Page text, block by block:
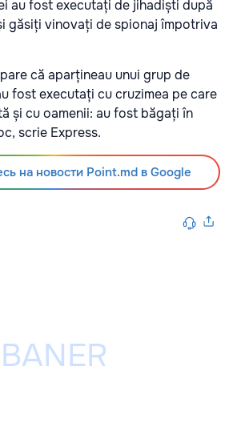
au fost executați de jihadiști după
găsiți vinovați de spionaj împotriva
că aparțineau unui grup de
fost executați cu cruzimea pe care
și cu oamenii: au fost băgați în
scrie Express.
на новости Point.md в Google